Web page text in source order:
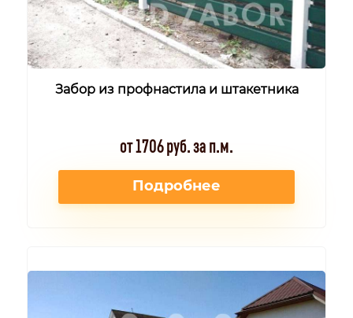
Забор из профнастила и штакетника
от 1706 руб. за п.м.
Подробнее